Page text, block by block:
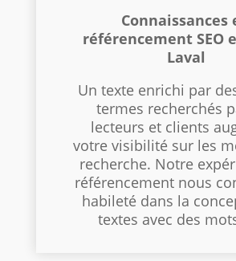
Connaissances
référencement SEO
Laval
Un texte enrichi par
termes recherchés
lecteurs et clients
votre visibilité sur les
recherche. Notre
référencement nous
habileté dans la
textes avec des